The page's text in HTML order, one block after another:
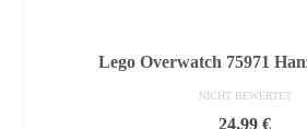
Lego Overwatch 75971
NICHT BEWERTET
24,99 €